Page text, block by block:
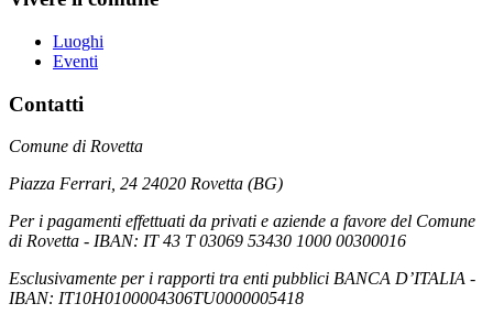
Luoghi
Eventi
Contatti
Comune di Rovetta
Piazza Ferrari, 24 24020 Rovetta (BG)
Per i pagamenti effettuati da privati e aziende a favore del Comune
di Rovetta - IBAN: IT 43 T 03069 53430 1000 00300016
Esclusivamente per i rapporti tra enti pubblici BANCA D’ITALIA -
IBAN: IT10H0100004306TU0000005418